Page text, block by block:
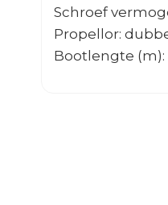
Schroef
Propellor:
Bootlengte (m):